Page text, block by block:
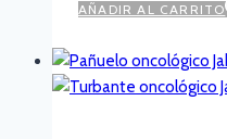
AÑADIR AL CARRITO